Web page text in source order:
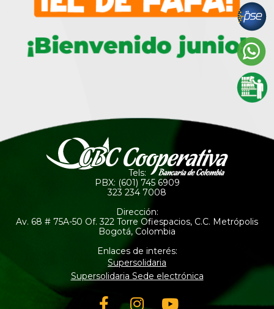
Tels:
PBX: (601) 745 6909
323 234 7008
Dirección:
Av. 68 # 75A-50 Of. 322 Torre Ofiespacios, C.C. Metrópolis
Bogotá, Colombia
Enlaces de interés:
Supersolidaria
Supersolidaria Sede electrónica
Facebook-
Instagram
Youtube